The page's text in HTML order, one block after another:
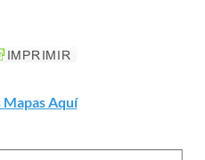
Mapas Aquí